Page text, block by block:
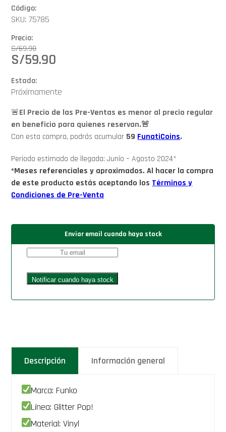
Código:
SKU: 75785
Precio:
S/69.90
S/59.90
Estado:
Próximamente
🚨El Precio de las Pre-Ventas es menor al precio regular
en beneficio para quienes reservan.🚨
Con esta compra, podrás acumular 59 FunatiCoins.
Periodo estimado de llegada: Junio – Agosto 2024*
*Meses referenciales y aproximados. Al hacer la compra
de este producto estás aceptando los Términos y
Condiciones de Pre-Venta
Enviar email cuando haya stock
Descripción Información general
Marca: Funko
Línea: Glitter Pop!
Material: Vinyl